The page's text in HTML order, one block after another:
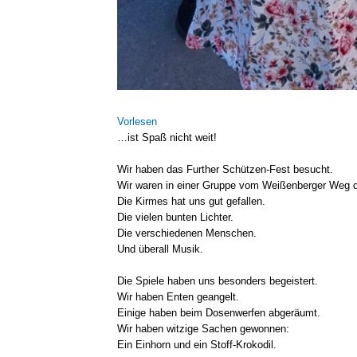
Vor­le­sen
…ist Spaß nicht weit!
Wir haben das Fur­ther Schützen-Fest besucht.
Wir waren in einer Grup­pe vom Wei­ßen­ber­ger Weg
Die Kir­mes hat uns gut gefal­len.
Die vie­len bun­ten Lich­ter.
Die ver­schie­de­nen Men­schen.
Und über­all Musik.
Die Spie­le haben uns beson­ders begeis­tert.
Wir haben Enten gean­gelt.
Eini­ge haben beim Dosen­wer­fen abge­räumt.
Wir haben wit­zi­ge Sachen gewon­nen:
Ein Ein­horn und ein Stoff-Krokodil.